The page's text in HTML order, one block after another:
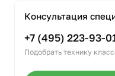
Консультация
+7 (495) 223-93-
Подобрать технику